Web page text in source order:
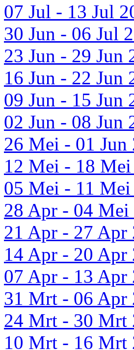
07 Jul - 13 Jul
30 Jun - 06 Jul
23 Jun - 29 Jun
16 Jun - 22 Jun
09 Jun - 15 Jun
02 Jun - 08 Jun
26 Mei - 01 Jun
12 Mei - 18
05 Mei - 11 Mei
28 Apr - 04 Mei
21 Apr - 27 Apr
14 Apr - 20 Apr
07 Apr - 13 Apr
31 Mrt - 06 Apr
24 Mrt - 30 Mrt
10 Mrt - 16 Mrt